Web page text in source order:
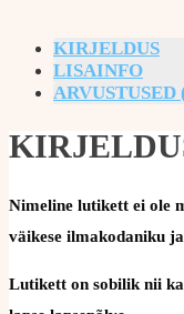
KIRJELDUS
LISAINFO
ARVUSTUSED
Nimeline lutikett ei ole
väikese ilmakodaniku
Lutikett on sobilik nii